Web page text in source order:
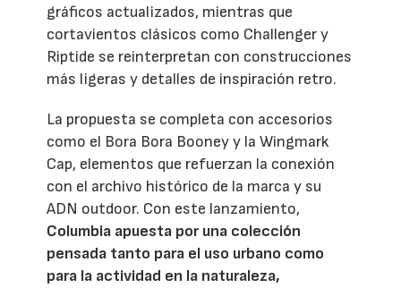
gráficos actualizados, mientras que
cortavientos clásicos como Challenger y
Riptide se reinterpretan con construcciones
más ligeras y detalles de inspiración retro.
La propuesta se completa con accesorios
como el Bora Bora Booney y la Wingmark
Cap, elementos que refuerzan la conexión
con el archivo histórico de la marca y su
ADN outdoor. Con este lanzamiento,
Columbia apuesta por una colección
pensada tanto para el uso urbano como
para la actividad en la naturaleza,